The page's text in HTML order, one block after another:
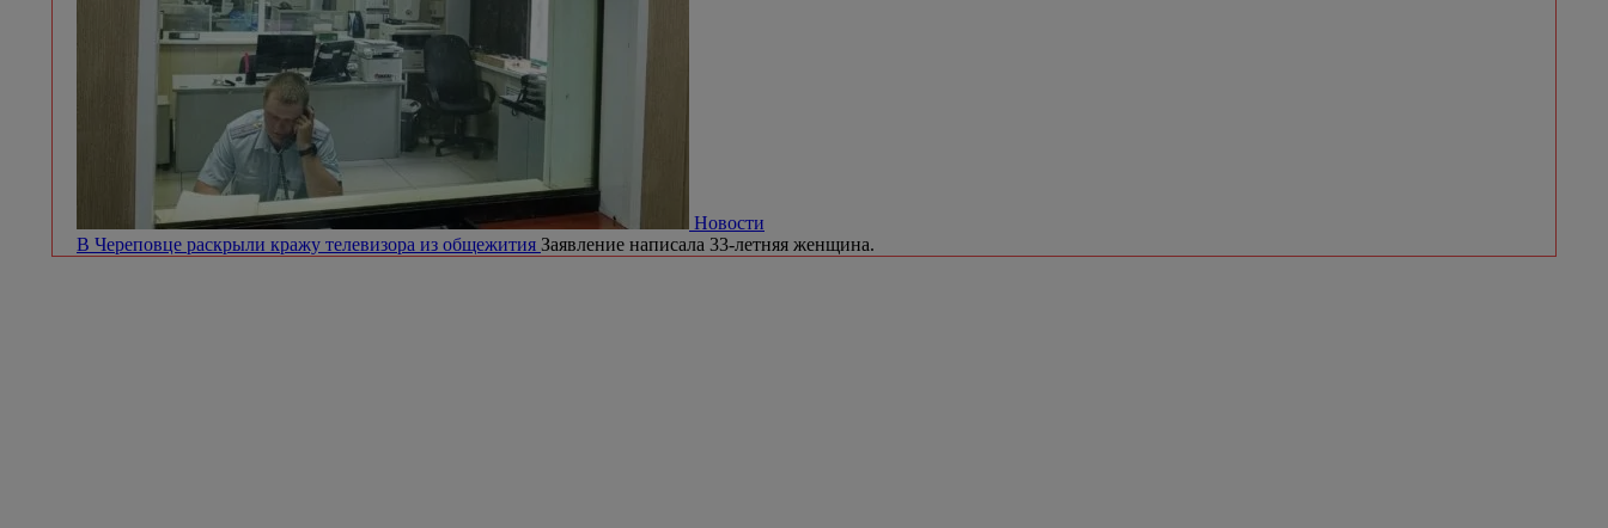
Новости
В Череповце раскрыли кражу телевизора из общежития Заявление написала 33-летняя женщина.